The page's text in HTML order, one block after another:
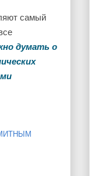
самый
думать о